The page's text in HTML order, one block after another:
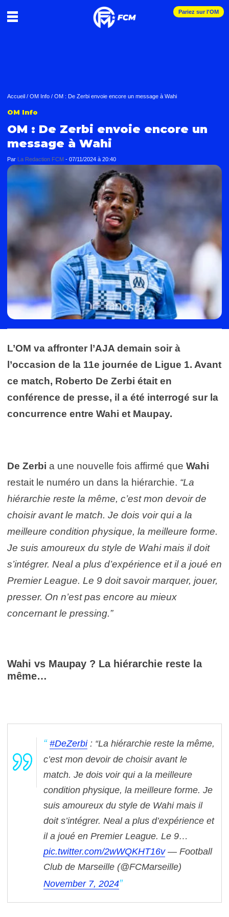
Pariez sur l'OM
Accueil / OM Info / OM : De Zerbi envoie encore un message à Wahi
OM Info
OM : De Zerbi envoie encore un
message à Wahi
Par La Redaction FCM - 07/11/2024 à 20:40
L’OM va affronter l’AJA demain soir à
l’occasion de la 11e journée de Ligue 1. Avant
ce match, Roberto De Zerbi était en
conférence de presse, il a été interrogé sur la
concurrence entre Wahi et Maupay.
De Zerbi a une nouvelle fois affirmé que Wahi
restait le numéro un dans la hiérarchie. “La
hiérarchie reste la même, c’est mon devoir de
choisir avant le match. Je dois voir qui a la
meilleure condition physique, la meilleure forme.
Je suis amoureux du style de Wahi mais il doit
s’intégrer. Neal a plus d’expérience et il a joué en
Premier League. Le 9 doit savoir marquer, jouer,
presser. On n’est pas encore au mieux
concernant le pressing.”
Wahi vs Maupay ? La hiérarchie reste la
même…
#DeZerbi: “La hiérarchie reste la même,
c’est mon devoir de choisir avant le
match. Je dois voir qui a la meilleure
condition physique, la meilleure forme. Je
suis amoureux du style de Wahi mais il
doit s’intégrer. Neal a plus d’expérience et
il a joué en Premier League. Le 9…
pic.twitter.com/2wWQKHT16v — Football
Club de Marseille (@FCMarseille)
November 7, 2024